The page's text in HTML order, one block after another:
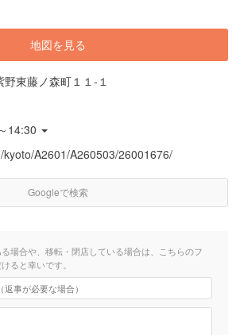
地図を見る
東藤ノ森町１１-１
14:30
A2601/A260503/26001676/
Googleで検索
場合や、移転・閉店している場合は、こちらのフ
ると幸いです。